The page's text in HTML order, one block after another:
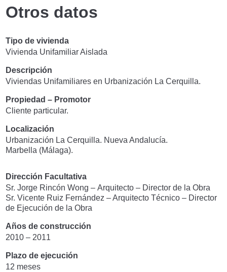
Otros datos
Tipo de vivienda
Vivienda Unifamiliar Aislada
Descripción
Viviendas Unifamiliares en Urbanización La Cerquilla.
Propiedad – Promotor
Cliente particular.
Localización
Urbanización La Cerquilla. Nueva Andalucía.
Marbella (Málaga).
Dirección Facultativa
Sr. Jorge Rincón Wong – Arquitecto – Director de la Obra
Sr. Vicente Ruiz Fernández – Arquitecto Técnico – Director
de Ejecución de la Obra
Años de construcción
2010 – 2011
Plazo de ejecución
12 meses